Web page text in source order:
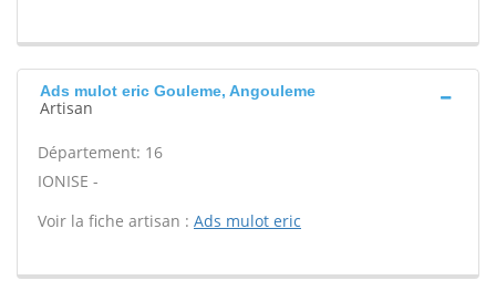
Ads mulot eric Gouleme, Angouleme
Artisan
Département: 16
IONISE -
Voir la fiche artisan : Ads mulot eric